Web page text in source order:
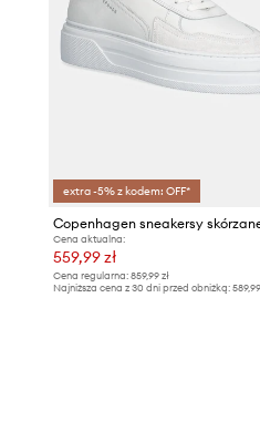
extra -5% z kodem: OFF*
Cena aktualna:
559,99 zł
Cena regularna: 859,99 zł
Najniższa cena z 30 dni przed obniżką: